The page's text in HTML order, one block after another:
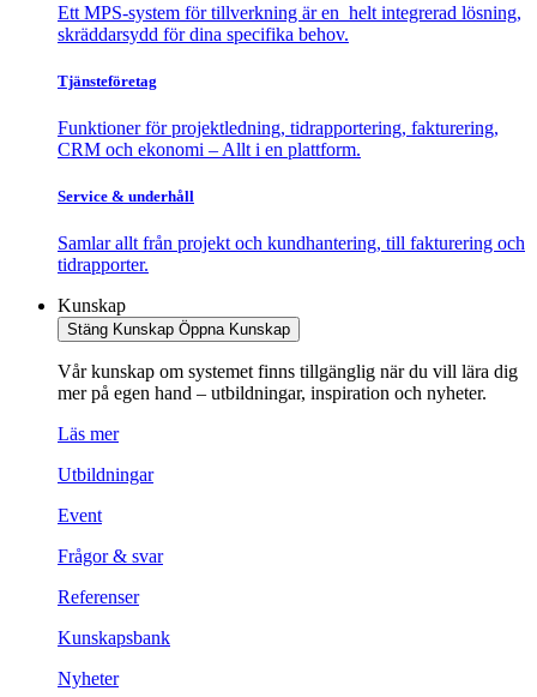
Ett MPS-system för tillverkning är en helt integrerad lösning,
skräddarsydd för dina specifika behov.
Tjänsteföretag
Funktioner för projektledning, tidrapportering, fakturering,
CRM och ekonomi – Allt i en plattform.
Service & underhåll
Samlar allt från projekt och kundhantering, till fakturering och
tidrapporter.
Kunskap
Stäng Kunskap Öppna Kunskap
Vår kunskap om systemet finns tillgänglig när du vill lära dig
mer på egen hand – utbildningar, inspiration och nyheter.
Läs mer
Utbildningar
Event
Frågor & svar
Referenser
Kunskapsbank
Nyheter